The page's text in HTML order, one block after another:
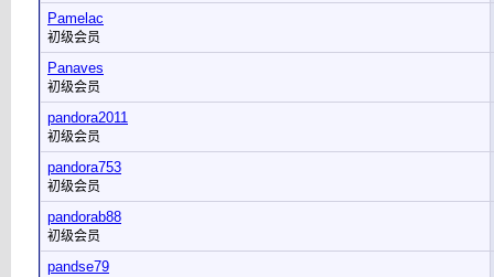
Pamelac
初级会员
Panaves
初级会员
pandora2011
初级会员
pandora753
初级会员
pandorab88
初级会员
pandse79